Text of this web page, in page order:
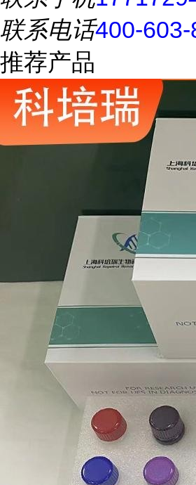
联系电话400-
推荐产品